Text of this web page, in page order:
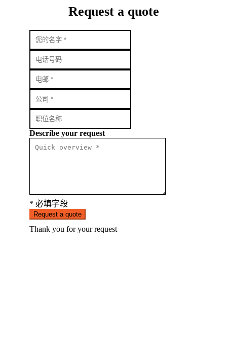
Request a quote
Describe your request
* 必填字段
Request a quote
Thank you for your request